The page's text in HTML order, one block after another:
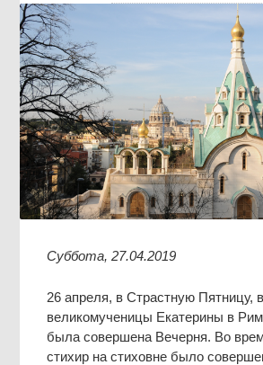
Суббота, 27.04.2019
26 апреля, в Страстную Пятницу,
великомученицы Екатерины в
была совершена Вечерня. Во
стихир на стиховне было